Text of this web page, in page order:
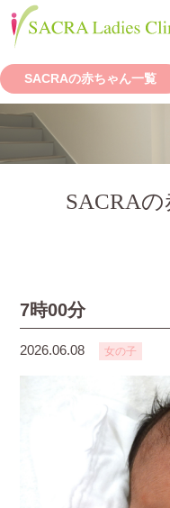
SACRAの赤ちゃん一覧
SACRA
7時00分
2026.06.08 女の子